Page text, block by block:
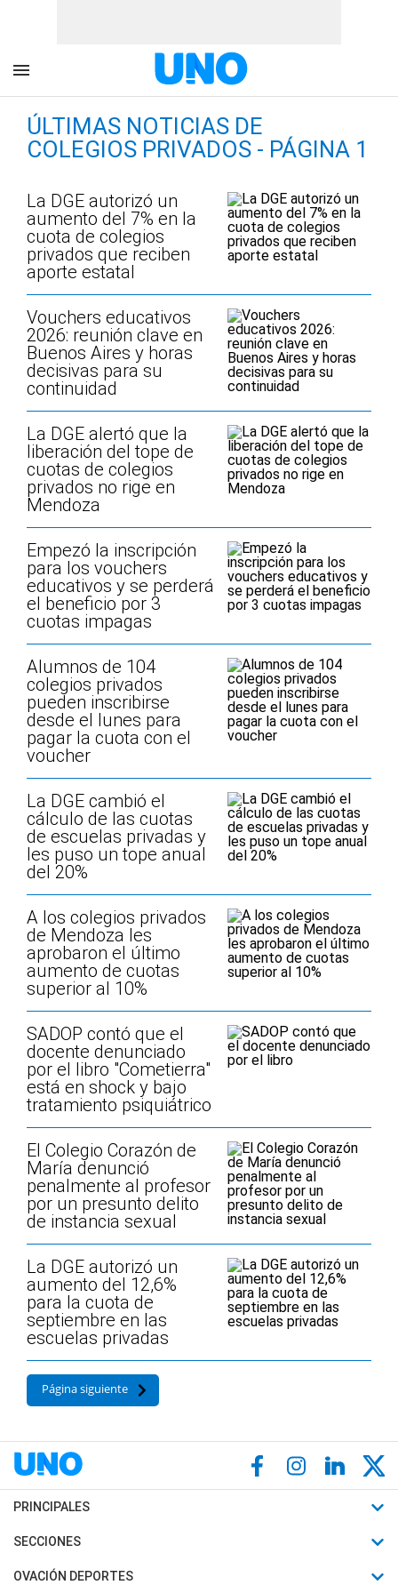
ÚLTIMAS NOTICIAS DE
COLEGIOS PRIVADOS - PÁGINA 1
La DGE autorizó un
aumento del 7% en la
cuota de colegios
privados que reciben
aporte estatal
Vouchers educativos
2026: reunión clave en
Buenos Aires y horas
decisivas para su
continuidad
La DGE alertó que la
liberación del tope de
cuotas de colegios
privados no rige en
Mendoza
Empezó la inscripción
para los vouchers
educativos y se perderá
el beneficio por 3
cuotas impagas
Alumnos de 104
colegios privados
pueden inscribirse
desde el lunes para
pagar la cuota con el
voucher
La DGE cambió el
cálculo de las cuotas
de escuelas privadas y
les puso un tope anual
del 20%
A los colegios privados
de Mendoza les
aprobaron el último
aumento de cuotas
superior al 10%
SADOP contó que el
docente denunciado
por el libro "Cometierra"
está en shock y bajo
tratamiento psiquiátrico
El Colegio Corazón de
María denunció
penalmente al profesor
por un presunto delito
de instancia sexual
La DGE autorizó un
aumento del 12,6%
para la cuota de
septiembre en las
escuelas privadas
Página siguiente
PRINCIPALES
Últimas Noticias
Política
SECCIONES
Horóscopo
OVACIÓN DEPORTES